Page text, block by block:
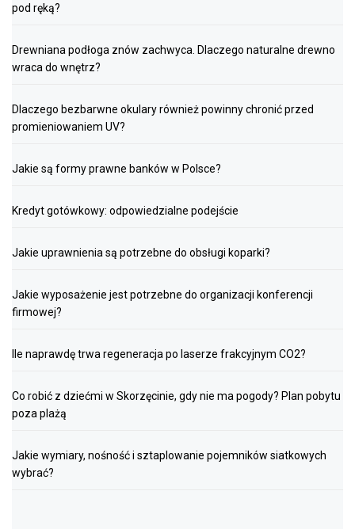
pod ręką?
Drewniana podłoga znów zachwyca. Dlaczego naturalne drewno
wraca do wnętrz?
Dlaczego bezbarwne okulary również powinny chronić przed
promieniowaniem UV?
Jakie są formy prawne banków w Polsce?
Kredyt gotówkowy: odpowiedzialne podejście
Jakie uprawnienia są potrzebne do obsługi koparki?
Jakie wyposażenie jest potrzebne do organizacji konferencji
firmowej?
Ile naprawdę trwa regeneracja po laserze frakcyjnym CO2?
Co robić z dziećmi w Skorzęcinie, gdy nie ma pogody? Plan pobytu
poza plażą
Jakie wymiary, nośność i sztaplowanie pojemników siatkowych
wybrać?